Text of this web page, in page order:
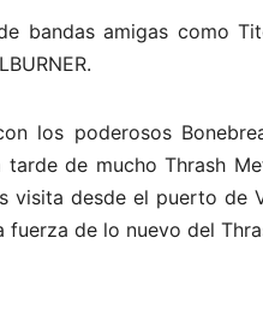
bandas amigas como
los poderosos
de mucho Thrash
visita desde el puerto de
de lo nuevo del